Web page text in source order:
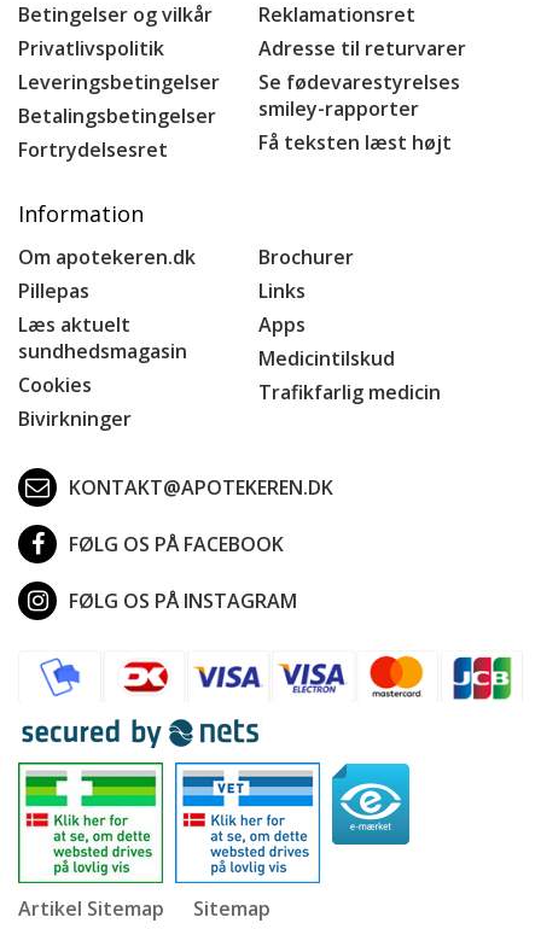
Betingelser og vilkår
Privatlivspolitik
Leveringsbetingelser
Betalingsbetingelser
Fortrydelsesret
Reklamationsret
Adresse til returvarer
Se fødevarestyrelses
smiley-rapporter
Få teksten læst højt
Information
Om apotekeren.dk
Pillepas
Læs aktuelt
sundhedsmagasin
Cookies
Bivirkninger
Brochurer
Links
Apps
Medicintilskud
Trafikfarlig medicin
KONTAKT@APOTEKEREN.DK
FØLG OS PÅ FACEBOOK
FØLG OS PÅ INSTAGRAM
Artikel Sitemap Sitemap